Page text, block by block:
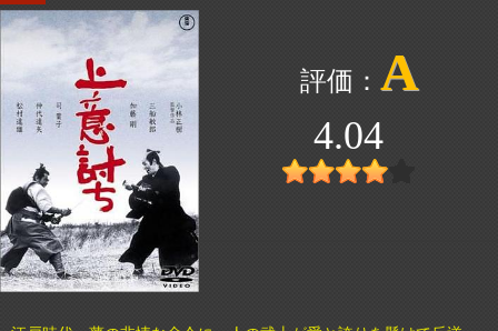
A
4.04